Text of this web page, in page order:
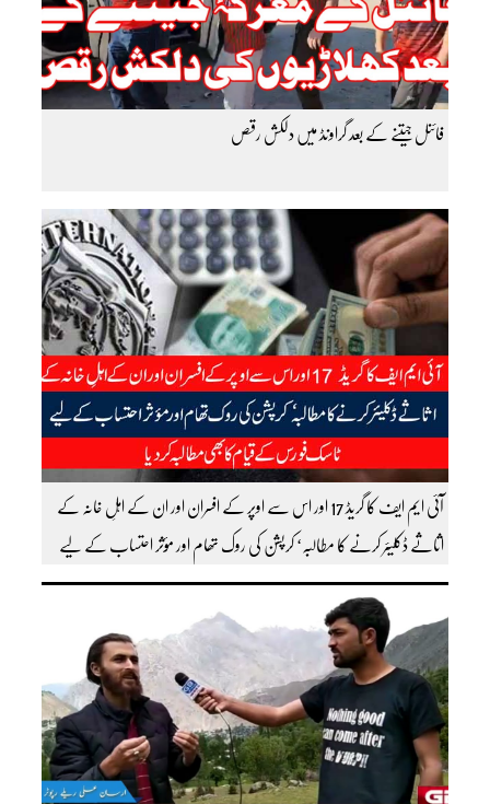
فائنل جیتنے کے بعد گراونڈ میں دلکش رقص
آئی ایم ایف کا گریڈ 17 اور اس سے اوپر کے افسران اور ان کے اہلِ خانہ کے
اثاثے ڈکلیئر کرنے کا مطالبہ‘ کرپشن کی روک تھام اور مؤثر احتساب کے لیے
ٹاسک فورس کے قیام کا بھی مطالبہ کردیا